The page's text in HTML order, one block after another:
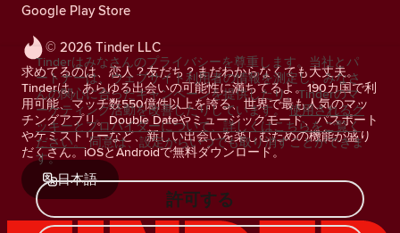
© 2026 Tinder LLC
求めてるのは、恋人？友だち？まだわからなくても大丈夫。
Tinderは、あらゆる出会いの可能性に満ちてるよ。190カ国で利
用可能、マッチ数550億件以上を誇る、世界で最も人気のマッ
チングアプリ。Double Dateやミュージックモード、パスポート
やケミストリーなど、新しい出会いを楽しむための機能が盛り
だくさん。iOSとAndroidで無料ダウンロード。
日本語
Google Play Store
Tinderはみなさんのプライバシーを尊重します。当社とパ
ートナーは、ウェブサイト利用者の情報を測定し、みなさ
んの関心に合ったキャンペーンを提供したり、Tinderのマ
ーケティング活動を改善したりしています。 使用されるク
ッキーとプロバイダーについて、詳しくはこちらをご覧く
ださい。 同意は、設定からいつでも取り消すことができま
す。
許可する